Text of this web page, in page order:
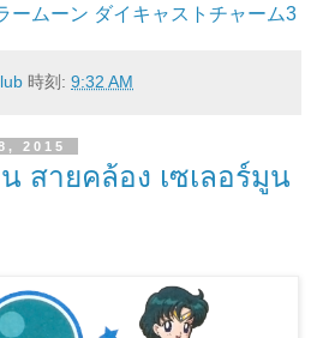
ームーン ダイキャストチャーム3
時刻: 9:32 AM
2015
สายคล้อง เซเลอร์มูน